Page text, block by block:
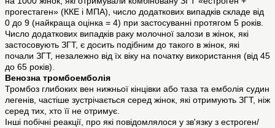
прогестаген» (ККЕ і МПА), число додаткових випадків складе від
0 до 9 (найкраща оцінка = 4) при застосуванні протягом 5 років.
Число додаткових випадків раку молочної залози в жінок, які
застосовують ЗГТ, є досить подібним до такого в жінок, які
почали ЗГТ, незалежно від їх віку на початку використання (від 45
до 65 років).
Венозна тромбоемболія
Тромбоз глибоких вен нижньої кінцівки або таза та емболія судин
легенів, частіше зустрічається серед жінок, які отримують ЗГТ, ніж
серед тих, хто її не отримує.
Інші побічні реакції, про які повідомлялося у зв'язку з естроген/